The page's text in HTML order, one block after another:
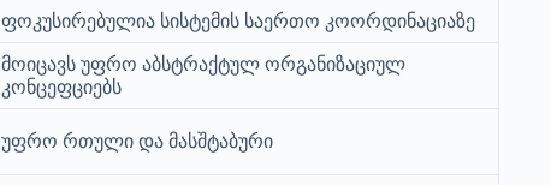
ფოკუსირებულია სისტემის საერთო კოორდინაციაზე
მოიცავს უფრო აბსტრაქტულ ორგანიზაციულ
კონცეფციებს
უფრო რთული და მასშტაბური